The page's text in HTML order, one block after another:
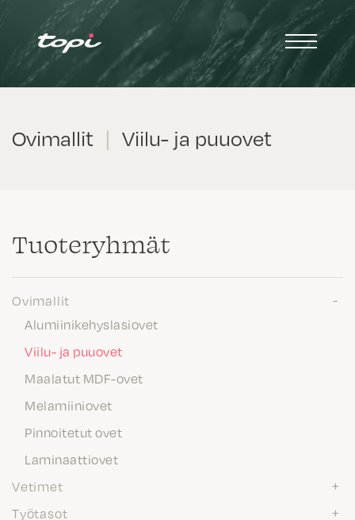
Ovimallit | Viilu- ja puuovet
Tuote­ryhmät
Ovimallit
Alumiinikehyslasiovet
Viilu- ja puuovet
Maalatut MDF-ovet
Melamiiniovet
Pinnoitetut ovet
Laminaattiovet
Vetimet
Työtasot